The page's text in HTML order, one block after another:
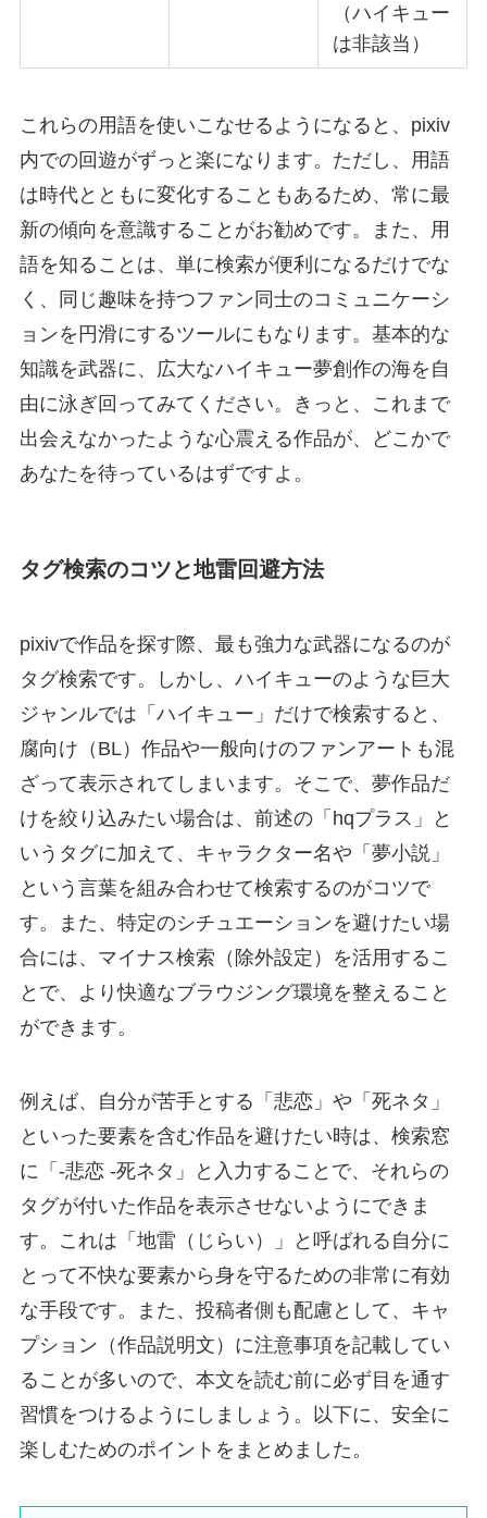
（ハイキュー
は非該当）
これらの用語を使いこなせるようになると、pixiv
内での回遊がずっと楽になります。ただし、用語
は時代とともに変化することもあるため、常に最
新の傾向を意識することがお勧めです。また、用
語を知ることは、単に検索が便利になるだけでな
く、同じ趣味を持つファン同士のコミュニケーシ
ョンを円滑にするツールにもなります。基本的な
知識を武器に、広大なハイキュー夢創作の海を自
由に泳ぎ回ってみてください。きっと、これまで
出会えなかったような心震える作品が、どこかで
あなたを待っているはずですよ。
タグ検索のコツと地雷回避方法
pixivで作品を探す際、最も強力な武器になるのが
タグ検索です。しかし、ハイキューのような巨大
ジャンルでは「ハイキュー」だけで検索すると、
腐向け（BL）作品や一般向けのファンアートも混
ざって表示されてしまいます。そこで、夢作品だ
けを絞り込みたい場合は、前述の「hqプラス」と
いうタグに加えて、キャラクター名や「夢小説」
という言葉を組み合わせて検索するのがコツで
す。また、特定のシチュエーションを避けたい場
合には、マイナス検索（除外設定）を活用するこ
とで、より快適なブラウジング環境を整えること
ができます。
例えば、自分が苦手とする「悲恋」や「死ネタ」
といった要素を含む作品を避けたい時は、検索窓
に「-悲恋 -死ネタ」と入力することで、それらの
タグが付いた作品を表示させないようにできま
す。これは「地雷（じらい）」と呼ばれる自分に
とって不快な要素から身を守るための非常に有効
な手段です。また、投稿者側も配慮として、キャ
プション（作品説明文）に注意事項を記載してい
ることが多いので、本文を読む前に必ず目を通す
習慣をつけるようにしましょう。以下に、安全に
楽しむためのポイントをまとめました。